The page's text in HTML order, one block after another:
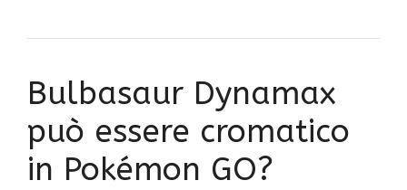
Bulbasaur Dynamax
può essere cromatico
in Pokémon GO?